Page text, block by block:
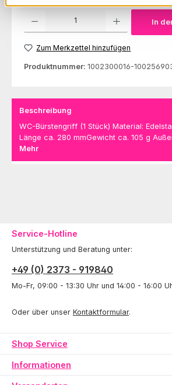
In
Zum Merkzettel hinzufügen
Produktnummer: 1002300016-
Beschreibung
WC-Bürstengriff (1 Stück) Material:
Länge ca. 280 mmGewicht ca. 105 g
Mehr
Service-Hotline
Unterstützung und Beratung unter:
+49 (0) 2373 - 919840
Mo-Fr, 09:00 - 13:30 Uhr und 14:00 - 16:00
Oder über unser Kontaktformular.
Shop Service
Informationen